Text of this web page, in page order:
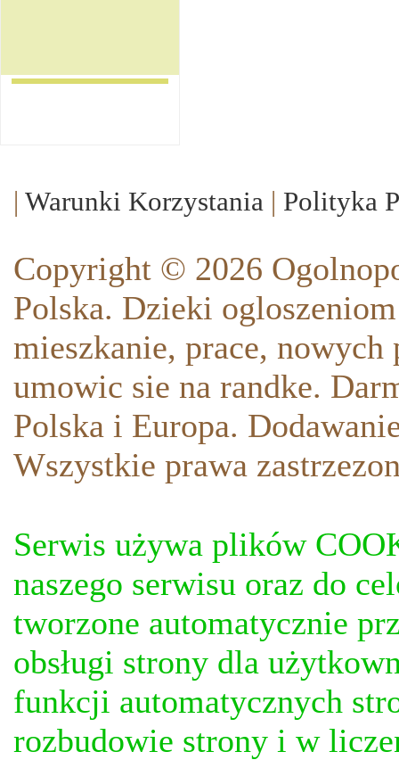
| Warunki Korzystania | Polityka
Copyright © 2026
Polska. Dzieki
mieszkanie, prace,
umowic sie na randke.
Polska i Europa.
Wszystkie prawa
Serwis używa plików
naszego serwisu oraz do
tworzone automatycznie
obsługi strony dla
funkcji automatycznych
rozbudowie strony i w